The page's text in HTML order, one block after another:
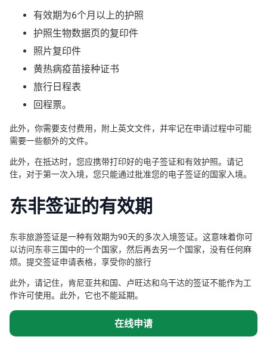
有效期为6个月以上的护照
护照生物数据页的复印件
照片复印件
黄热病疫苗接种证书
旅行日程表
回程票。
此外，你需要支付费用，附上英文文件，并牢记在申请过程中可能
需要一些额外的文件。
此外，在抵达时，您应携带打印好的电子签证和有效护照。请记
住，对于第一次入境，您只能通过批准您的电子签证的国家入境。
东非签证的有效期
东非旅游签证是一种有效期为90天的多次入境签证。这意味着你可
以访问东非三国中的一个国家，然后再去另一个国家，没有任何麻
烦。提交签证申请表格，享受你的旅行
此外，请记住，肯尼亚共和国、卢旺达和乌干达的签证不能作为工
作许可使用。此外，它也不能延期。
在线申请